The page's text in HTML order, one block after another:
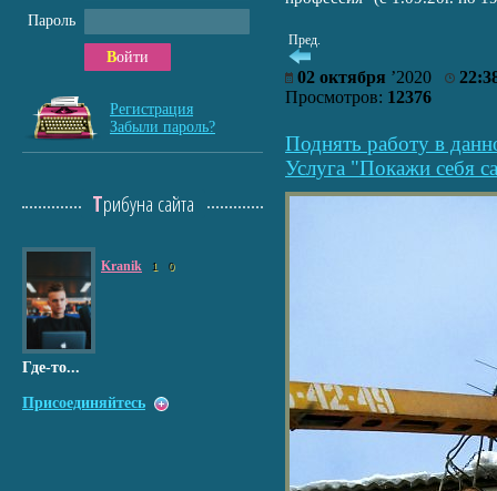
Пред.
02 октября ’2020
Просмотров: 12376
Поднять работу в
Услуга "Покажи себя
Пароль
Войти
Регистрация
Забыли пароль?
Трибуна сайта
Kranik 1 0
Где-то...
Присоединяйтесь